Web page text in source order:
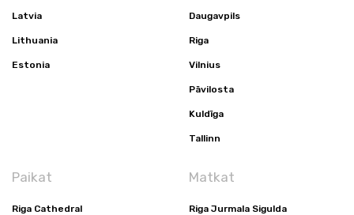
Latvia
Lithuania
Estonia
Daugavpils
Riga
Vilnius
Pāvilosta
Kuldīga
Tallinn
Paikat
Riga Cathedral
Matkat
Riga Jurmala Sigulda